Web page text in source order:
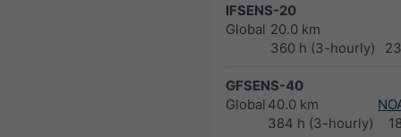
IFSENS-20
Global 20.0 km
360 h (3-hourly)
GFSENS-40
Global 40.0 km
384 h (3-hourly)